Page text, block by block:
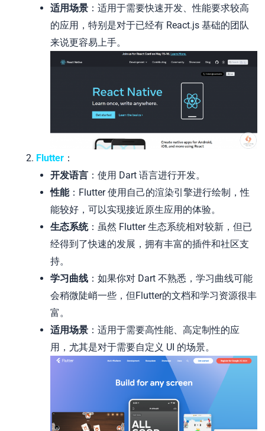
适用场景 ：适用于需要快速开发、性能要求较高
的应用，特别是对于已经有 React.js 基础的团队
来说更容易上手。
Flutter ：
开发语言 ：使用 Dart 语言进行开发。
性能：Flutter 使用自己的渲染引擎进行绘制，性
能较好，可以实现接近原生应用的体验。
生态系统：虽然 Flutter 生态系统相对较新，但已
经得到了快速的发展，拥有丰富的插件和社区支
持。
学习曲线 ：如果你对 Dart 不熟悉，学习曲线可能
会稍微陡峭一些，但Flutter的文档和学习资源很丰
富。
适用场景 ：适用于需要高性能、高定制性的应
用，尤其是对于需要自定义 UI 的场景。